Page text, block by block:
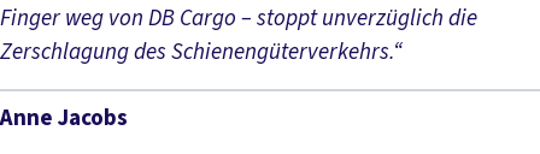
Finger weg von DB Cargo – stoppt unverzüglich die
Zerschlagung des Schienengüterverkehrs.“
Anne Jacobs